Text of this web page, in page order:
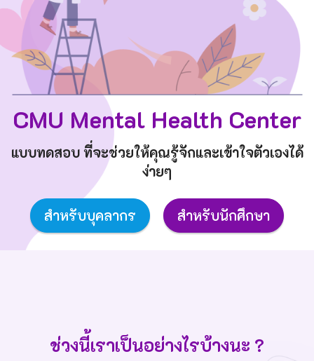
CMU Mental Health Center
แบบทดสอบ ที่จะช่วยให้คุณรู้จักและเข้าใจตัวเองได้
ง่ายๆ
สำหรับบุคลากร สำหรับนักศึกษา
ช่วงนี้เราเป็นอย่างไรบ้างนะ ?